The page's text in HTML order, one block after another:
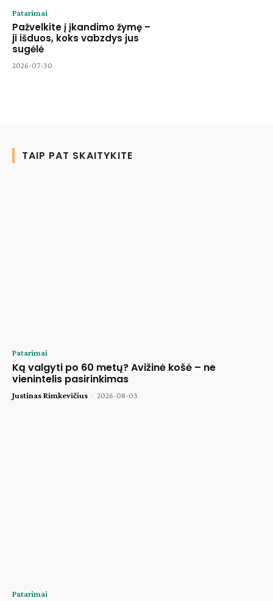
Patarimai
Pažvelkite į įkandimo žymę –
ji išduos, koks vabzdys jus
sugėlė
2026-07-30
TAIP PAT SKAITYKITE
Patarimai
Ką valgyti po 60 metų? Avižinė košė – ne
vienintelis pasirinkimas
Justinas Rimkevičius - 2026-08-03
Patarimai